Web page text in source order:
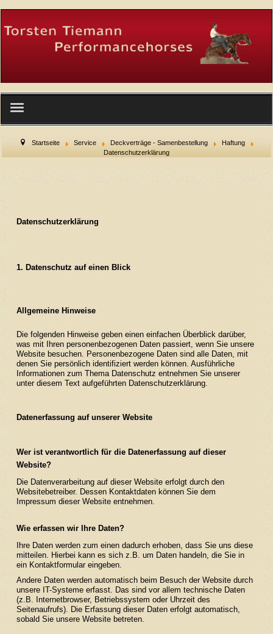
Service
Verkaufspferde
Kontakt / Anfahrt
Startseite Service Deckverträge - Samenbestellung
Haftung
Datenschutzerklärung
Datenschutzerklärung
1. Datenschutz auf einen Blick
Allgemeine Hinweise
Die folgenden Hinweise geben einen einfachen Überblick darüber,
was mit Ihren personenbezogenen Daten passiert, wenn Sie unsere
Website besuchen. Personenbezogene Daten sind alle Daten, mit
denen Sie persönlich identifiziert werden können. Ausführliche
Informationen zum Thema Datenschutz entnehmen Sie unserer
unter diesem Text aufgeführten Datenschutzerklärung.
Datenerfassung auf unserer Website
Wer ist verantwortlich für die Datenerfassung auf dieser
Website?
Die Datenverarbeitung auf dieser Website erfolgt durch den
Websitebetreiber. Dessen Kontaktdaten können Sie dem
Impressum dieser Website entnehmen.
Wie erfassen wir Ihre Daten?
Ihre Daten werden zum einen dadurch erhoben, dass Sie uns diese
mitteilen. Hierbei kann es sich z.B. um Daten handeln, die Sie in
ein Kontaktformular eingeben.
Andere Daten werden automatisch beim Besuch der Website durch
unsere IT-Systeme erfasst. Das sind vor allem technische Daten
(z.B. Internetbrowser, Betriebssystem oder Uhrzeit des
Seitenaufrufs). Die Erfassung dieser Daten erfolgt automatisch,
sobald Sie unsere Website betreten.